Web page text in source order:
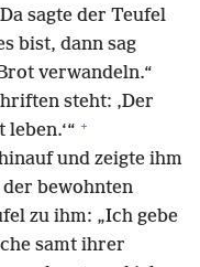
Da sagte der Teufel
bist, dann sag
verwandeln.“
steht: ‚Der
+
und zeigte ihm
bewohnten
zu ihm: „Ich gebe
samt ihrer